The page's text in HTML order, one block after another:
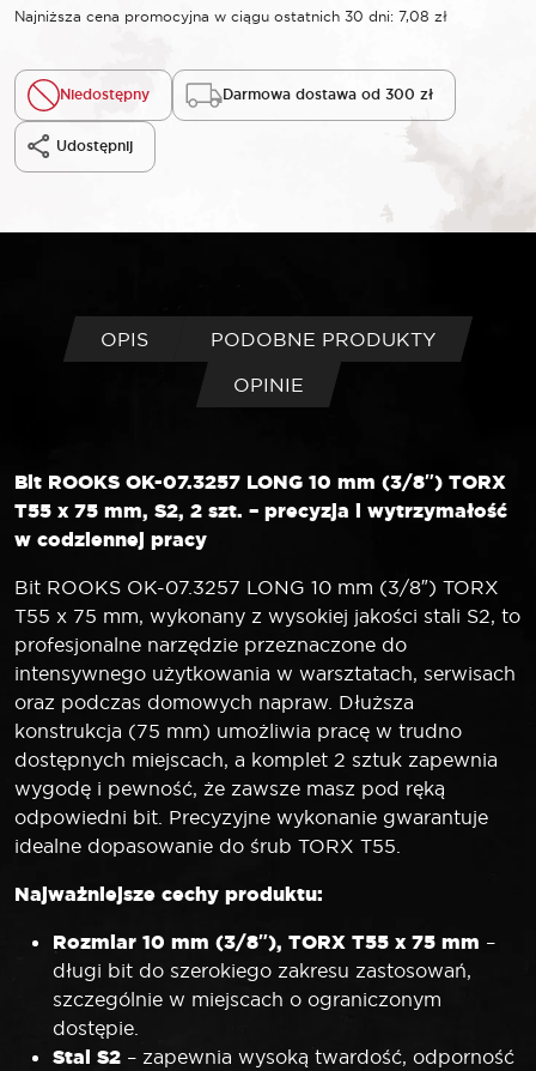
Najniższa cena promocyjna w ciągu ostatnich 30 dni: 7,08 zł
Niedostępny Darmowa dostawa od 300 zł
Udostępnij
OPIS
PODOBNE PRODUKTY
OPINIE
Bit ROOKS OK-07.3257 LONG 10 mm (3/8″) TORX
T55 x 75 mm, S2, 2 szt. – precyzja i wytrzymałość
w codziennej pracy
Bit ROOKS OK-07.3257 LONG 10 mm (3/8″) TORX
T55 x 75 mm, wykonany z wysokiej jakości stali S2, to
profesjonalne narzędzie przeznaczone do
intensywnego użytkowania w warsztatach, serwisach
oraz podczas domowych napraw. Dłuższa
konstrukcja (75 mm) umożliwia pracę w trudno
dostępnych miejscach, a komplet 2 sztuk zapewnia
wygodę i pewność, że zawsze masz pod ręką
odpowiedni bit. Precyzyjne wykonanie gwarantuje
idealne dopasowanie do śrub TORX T55.
Najważniejsze cechy produktu:
Rozmiar 10 mm (3/8″), TORX T55 x 75 mm –
długi bit do szerokiego zakresu zastosowań,
szczególnie w miejscach o ograniczonym
dostępie.
Stal S2 – zapewnia wysoką twardość, odporność